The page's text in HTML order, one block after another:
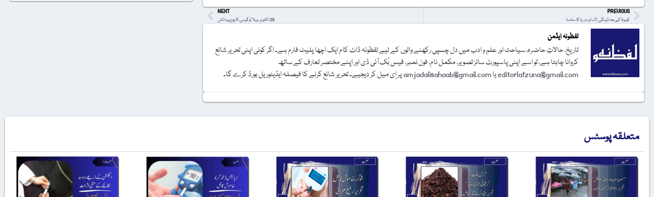
PREVIOUS
کورونا کے بعد ڈینگی، اِک اور دریا کا سامنا
NEXT
20 اکتوبر، بیلا لوگوسی کا یومِ پیدائش
لفظونہ ایڈمن
تاریخ، حالاتِ حاضرہ، سیاحت اور علم و ادب میں دل چسپی رکھنے والوں کے لیے لفظونہ ڈاٹ کام ایک اچھا پلیٹ فارم ہے۔ اگر کوئی اپنی تحریر شائع
کروانا چاہتا ہے، تو اسے اپنی پاسپورٹ سائز تصویر، مکمل نام، فون نمبر، فیس بُک آئی ڈی اور اپنے مختصر تعارف کے ساتھ
editorlafzuna@gmail.com یا amjadalisahaab@gmail.com پر اِی میل کر دیجیے۔ تحریر شائع کرنے کا فیصلہ ایڈیٹوریل بورڈ کرے گا۔
متعلقہ پوسٹس